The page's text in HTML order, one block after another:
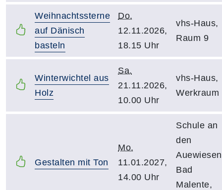
Weihnachtssterne
auf Dänisch
basteln
Do.
12.11.2026,
18.15 Uhr
vhs-Haus,
Raum 9
Winterwichtel aus
Holz
Sa.
21.11.2026,
10.00 Uhr
vhs-Haus,
Werkraum
Gestalten mit Ton
Mo.
11.01.2027,
14.00 Uhr
Schule an
den
Bad
Malente,